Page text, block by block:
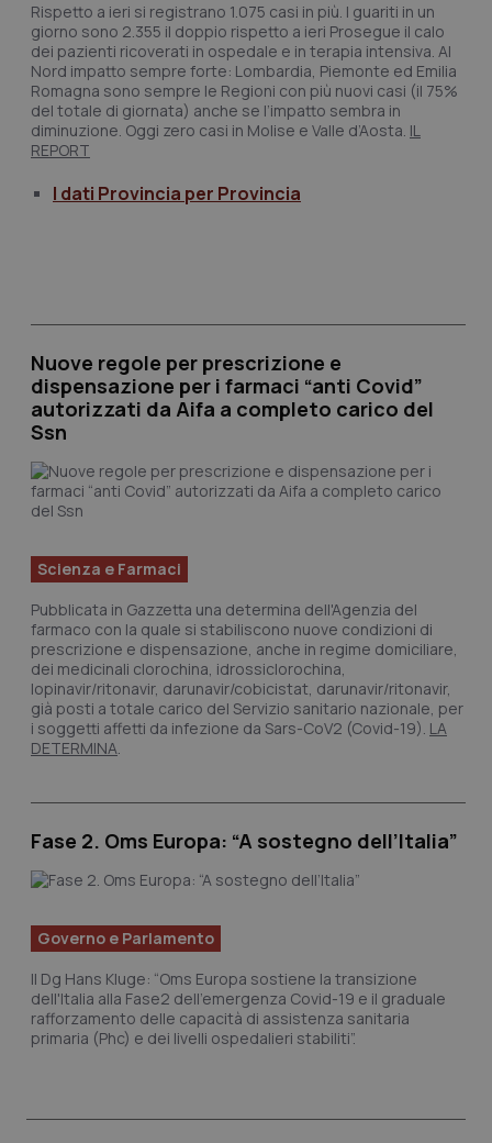
Friuli Venezia Giulia
Lazio
Piemonte
Provincia Autonoma di Trento
Puglia
Sardegna
Sicilia
Toscana
Umbria
Valle D’Aosta
Dermatite Atopica
Diabete & glucometri
HIV
Ipertensione & Scompenso
Malattie rare
Malattia di Crohn & Rettocolite Ulcerosa
Neuroscienze & patologie neurodegenerative
Obesità
Oftalmologia
Oncodermatologia
Oncologia & Nutrizione
Psoriasi & pelle
Rispetto a ieri si registrano 1.075 casi in più. I guariti in un
giorno sono 2.355 il doppio rispetto a ieri Prosegue il calo
dei pazienti ricoverati in ospedale e in terapia intensiva. Al
Nord impatto sempre forte: Lombardia, Piemonte ed Emilia
Romagna sono sempre le Regioni con più nuovi casi (il 75%
del totale di giornata) anche se l’impatto sembra in
diminuzione. Oggi zero casi in Molise e Valle d’Aosta. IL
REPORT
I dati Provincia per Provincia
Nuove regole per prescrizione e
dispensazione per i farmaci “anti Covid”
autorizzati da Aifa a completo carico del
Ssn
Scienza e Farmaci
Pubblicata in Gazzetta una determina dell'Agenzia del
farmaco con la quale si stabiliscono nuove condizioni di
prescrizione e dispensazione, anche in regime domiciliare,
dei medicinali clorochina, idrossiclorochina,
lopinavir/ritonavir, darunavir/cobicistat, darunavir/ritonavir,
già posti a totale carico del Servizio sanitario nazionale, per
i soggetti affetti da infezione da Sars-CoV2 (Covid-19). LA
DETERMINA.
Fase 2. Oms Europa: “A sostegno dell’Italia”
Governo e Parlamento
Il Dg Hans Kluge: “Oms Europa sostiene la transizione
dell'Italia alla Fase2 dell'emergenza Covid-19 e il graduale
rafforzamento delle capacità di assistenza sanitaria
primaria (Phc) e dei livelli ospedalieri stabiliti”.